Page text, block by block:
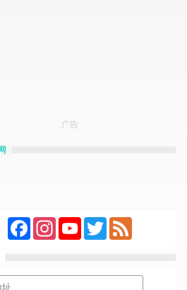
广告
FacebookInstagramYouTubeTwitterFeed